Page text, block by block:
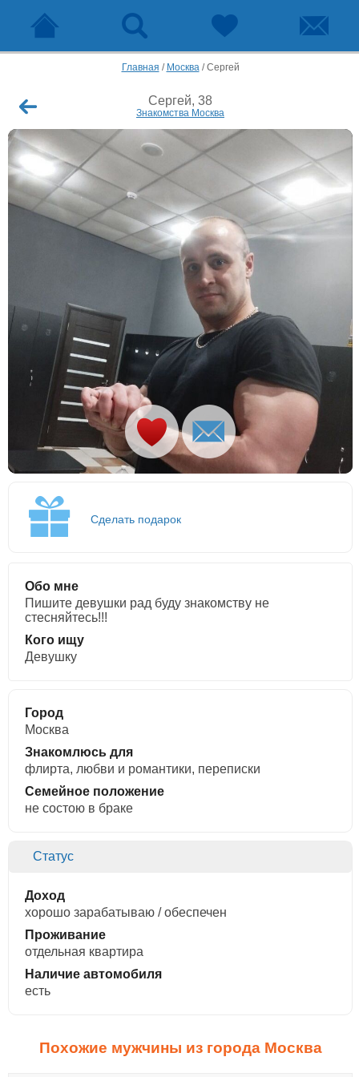
Главная / Москва/Сергей
Сергей, 38
Знакомства Москва
Сделать подарок
Обо мне
Пишите девушки рад буду знакомству не
стесняйтесь!!!
Кого ищу
Девушку
Город
Москва
Знакомлюсь для
флирта, любви и романтики, переписки
Семейное положение
не состою в браке
Статус
Доход
хорошо зарабатываю / обеспечен
Проживание
отдельная квартира
Наличие автомобиля
есть
Похожие мужчины из города Москва